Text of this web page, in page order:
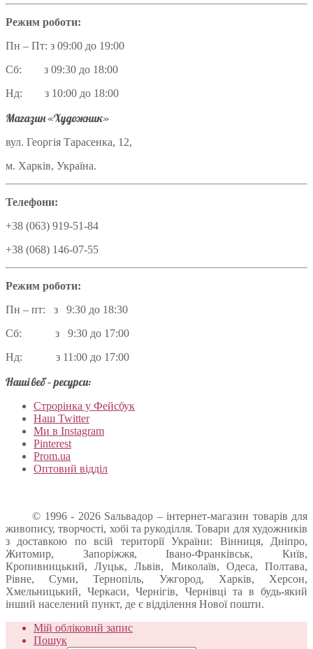
Режим роботи:
Пн – Пт: з 09:00 до 19:00
Сб: з 09:30 до 18:00
Нд: з 10:00 до 18:00
Магазин «Художник»
вул. Георгія Тарасенка, 12,
м. Харків, Україна.
Телефони:
+38 (063) 919-51-84
+38 (068) 146-07-55
Режим роботи:
Пн – пт: з 9:30 до 18:30
Сб: з 9:30 до 17:00
Нд: з 11:00 до 17:00
Наші веб – ресурси:
Строрінка у Фейсбук
Наш Twitter
Ми в Instagram
Pinterest
Prom.ua
Оптовий відділ
© 1996 - 2026 Sальвадор – інтернет-магазин товарів для
живопису, творчості, хобі та рукоділля. Товари для художників
з доставкою по всій території України: Вінниця, Дніпро,
Житомир, Запоріжжя, Івано-Франківськ, Київ,
Кропивницький, Луцьк, Львів, Миколаїв, Одеса, Полтава,
Рівне, Суми, Тернопіль, Ужгород, Харків, Херсон,
Хмельницький, Черкаси, Чернігів, Чернівці та в будь-який
інший населений пункт, де є відділення Нової пошти.
Мій обліковий запис
Пошук